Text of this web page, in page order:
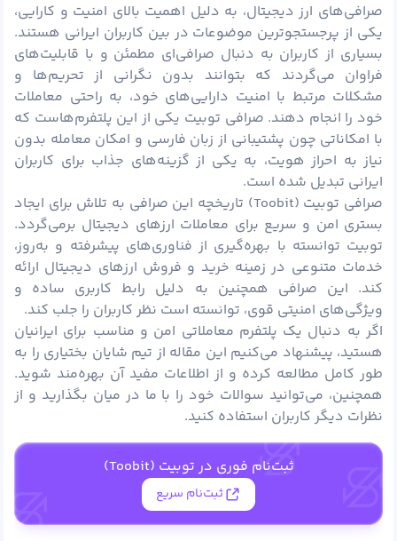
صرافی‌های ارز دیجیتال، به دلیل اهمیت بالای امنیت و کارایی،
یکی از پرجستجوترین موضوعات در بین کاربران ایرانی هستند.
بسیاری از کاربران به دنبال صرافی‌ای مطمئن و با قابلیت‌های
فراوان می‌گردند که بتوانند بدون نگرانی از تحریم‌ها و
مشکلات مرتبط با امنیت دارایی‌های خود، به راحتی معاملات
خود را انجام دهند. صرافی توبیت یکی از این پلتفرم‌هاست که
با امکاناتی چون پشتیبانی از زبان فارسی و امکان معامله بدون
نیاز به احراز هویت، به یکی از گزینه‌های جذاب برای کاربران
ایرانی تبدیل شده است.
صرافی توبیت (Toobit) تاریخچه این صرافی به تلاش برای ایجاد
بستری امن و سریع برای معاملات ارزهای دیجیتال برمی‌گردد.
توبیت توانسته با بهره‌گیری از فناوری‌های پیشرفته و به‌روز،
خدمات متنوعی در زمینه خرید و فروش ارزهای دیجیتال ارائه
کند. این صرافی همچنین به دلیل رابط کاربری ساده و
ویژگی‌های امنیتی قوی، توانسته است نظر کاربران را جلب کند.
اگر به دنبال یک پلتفرم معاملاتی امن و مناسب برای ایرانیان
هستید، پیشنهاد می‌کنیم این مقاله از تیم شایان بختیاری را به
طور کامل مطالعه کرده و از اطلاعات مفید آن بهره‌مند شوید.
همچنین، می‌توانید سوالات خود را با ما در میان بگذارید و از
نظرات دیگر کاربران استفاده کنید.
ثبت‌نام فوری در توبیت (Toobit)
ثبت‌نام سریع